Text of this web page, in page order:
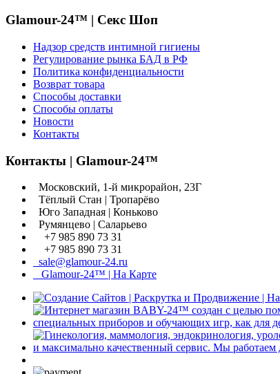
Glamour-24™ | Секс Шоп
Надзор средств интимной гигиены
Регулирование рынка БАД в РФ
Политика конфиденциальности
Возврат товара
Способы доставки
Способы оплаты
Новости
Контакты
Контакты | Glamour-24™
Московский, 1-й микрорайон, 23Г
Тёплый Стан | Тропарёво
Юго Западная | Коньково
Румянцево | Саларьево
+7 985 890 73 31
+7 985 890 73 31
sale@glamour-24.ru
Glamour-24™ | На Карте